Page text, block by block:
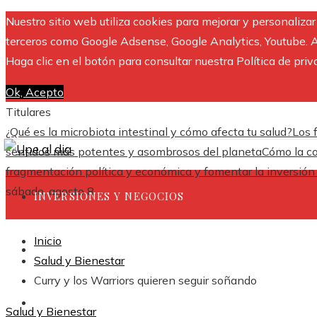
Nuestro sitio web utiliza cookies para mejorar y
terceros como Google Adsense, Google Analytics,
Haga clic en el botón para consultar nuestra Política de
Ok, Acepto
Titulares
¿Qué es la microbiota intestinal y cómo afecta tu salud?Los
sentidos más potentes y asombrosos del planetaCómo la
fragmentación política y económica y fomentar la
sábado, agosto 8
INVERSIONES Y NEGOCIOS
CULTURA Y OCIO
Inicio
Salud y Bienestar
Curry y los Warriors quieren seguir soñando
Salud y Bienestar